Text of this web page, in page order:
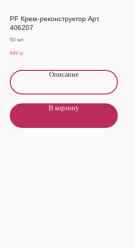
PF Крем-реконструктор Арт.
406207
50 мл
890 р.
Описание
В корзину